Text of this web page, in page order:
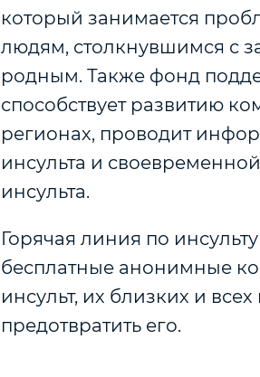
который занимается
людям, столкнувшимся с
родным. Также фонд
способствует развитию
регионах, проводит
инсульта и
инсульта.
Горячая линия по
бесплатные анонимные
инсульт, их близких и всех
предотвратить его.